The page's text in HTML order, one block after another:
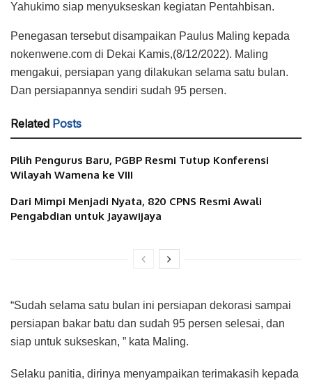
Yahukimo siap menyukseskan kegiatan Pentahbisan.
Penegasan tersebut disampaikan Paulus Maling kepada
nokenwene.com di Dekai Kamis,(8/12/2022). Maling
mengakui, persiapan yang dilakukan selama satu bulan.
Dan persiapannya sendiri sudah 95 persen.
Related Posts
Pilih Pengurus Baru, PGBP Resmi Tutup Konferensi
Wilayah Wamena ke VIII
Dari Mimpi Menjadi Nyata, 820 CPNS Resmi Awali
Pengabdian untuk Jayawijaya
“Sudah selama satu bulan ini persiapan dekorasi sampai
persiapan bakar batu dan sudah 95 persen selesai, dan
siap untuk sukseskan, ” kata Maling.
Selaku panitia, dirinya menyampaikan terimakasih kepada